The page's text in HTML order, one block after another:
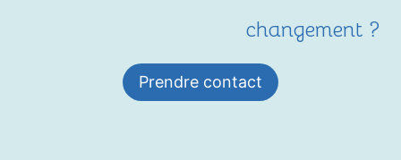
changement ?
Prendre contact